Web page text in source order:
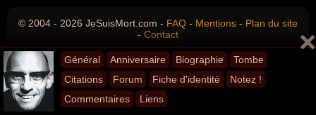
Général Anniversaire Biographie
Tombe
Citations
Forum Fiche d'identité
Notez !
Commentaires
Liens
© 2004 - 2026 JeSuisMort.com - FAQ - Mentions - Plan du site
- Contact